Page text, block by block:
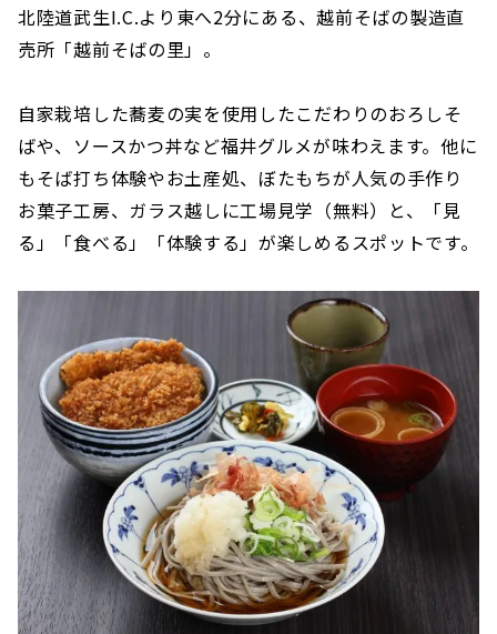
北陸道武生I.C.より東へ2分にある、越前そばの製造直
売所「越前そばの里」。
自家栽培した蕎麦の実を使用したこだわりのおろしそ
ばや、ソースかつ丼など福井グルメが味わえます。他に
もそば打ち体験やお土産処、ぼたもちが人気の手作り
お菓子工房、ガラス越しに工場見学（無料）と、「見
る」「食べる」「体験する」が楽しめるスポットです。